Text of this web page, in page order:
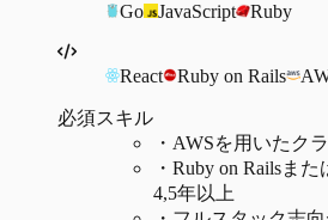
Go
JavaScript Ruby
React Ruby on Rails
必須スキル
・ AWSを用いたク
・ Ruby on Railsま
4,5年以上